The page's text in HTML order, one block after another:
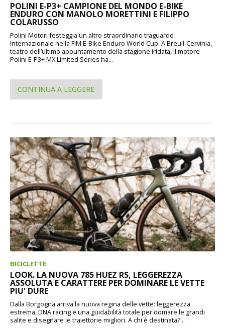
POLINI E-P3+ CAMPIONE DEL MONDO E-BIKE
ENDURO CON MANOLO MORETTINI E FILIPPO
COLARUSSO
Polini Motori festeggia un altro straordinario traguardo
internazionale nella FIM E-Bike Enduro World Cup. A Breuil-Cervinia,
teatro dell’ultimo appuntamento della stagione iridata, il motore
Polini E-P3+ MX Limited Series ha...
CONTINUA A LEGGERE
BICICLETTE
LOOK. LA NUOVA 785 HUEZ RS, LEGGEREZZA
ASSOLUTA E CARATTERE PER DOMINARE LE VETTE
PIU' DURE
Dalla Borgogna arriva la nuova regina delle vette: leggerezza
estrema, DNA racing e una guidabilità totale per domare le grandi
salite e disegnare le traiettorie migliori. A chi è destinata?...